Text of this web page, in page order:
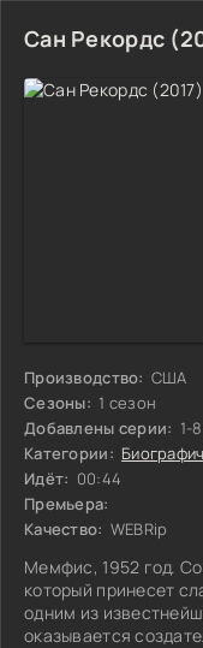
Сан Рекордс
Производство: США
Сезоны: 1 сезон
Добавлены серии: 1-
Категории:
Идёт: 00:44
Премьера:
Качество: WEBRip
Мемфис, 1952 год.
который принесет
одним из
оказывается